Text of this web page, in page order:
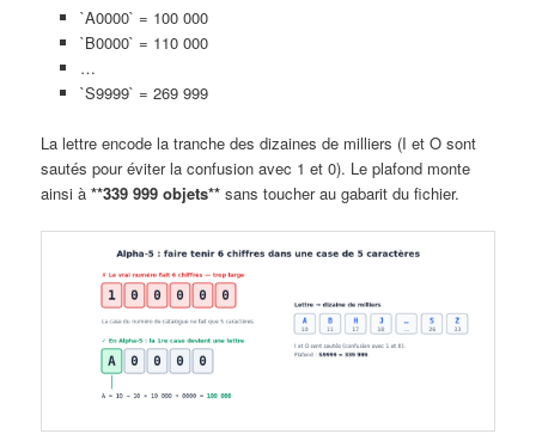
`A0000` = 100 000
`B0000` = 110 000
…
`S9999` = 269 999
La lettre encode la tranche des dizaines de milliers (I et O sont
sautés pour éviter la confusion avec 1 et 0). Le plafond monte
ainsi à**339 999 objets** sans toucher au gabarit du fichier.